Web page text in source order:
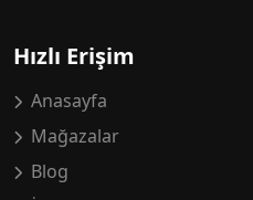
Hızlı Erişim
Anasayfa
Mağazalar
Blog